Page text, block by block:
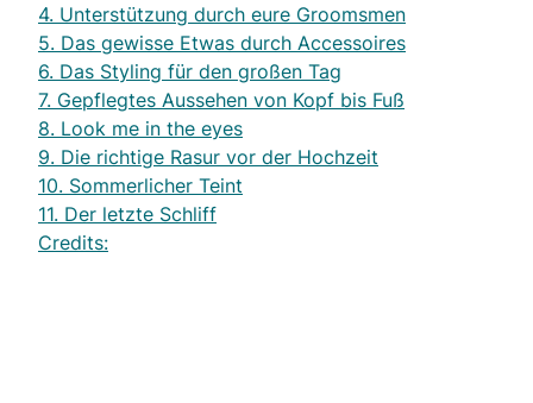
4. Unterstützung durch eure Groomsmen
5. Das gewisse Etwas durch Accessoires
6. Das Styling für den großen Tag
7. Gepflegtes Aussehen von Kopf bis Fuß
8. Look me in the eyes
9. Die richtige Rasur vor der Hochzeit
10. Sommerlicher Teint
11. Der letzte Schliff
Credits: